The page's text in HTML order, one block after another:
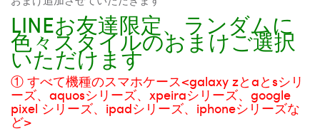
LINEお友達限定、ランダムに
色々スタイルのおまけご選択
いただけます
① すべて機種のスマホケース<galaxy zとaとsシリ
ーズ、aquosシリーズ、xpeiraシリーズ、google
pixel シリーズ、ipadシリーズ、iphoneシリーズな
ど>